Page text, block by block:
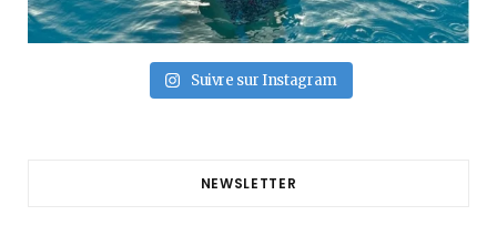
Suivre sur Instagram
NEWSLETTER